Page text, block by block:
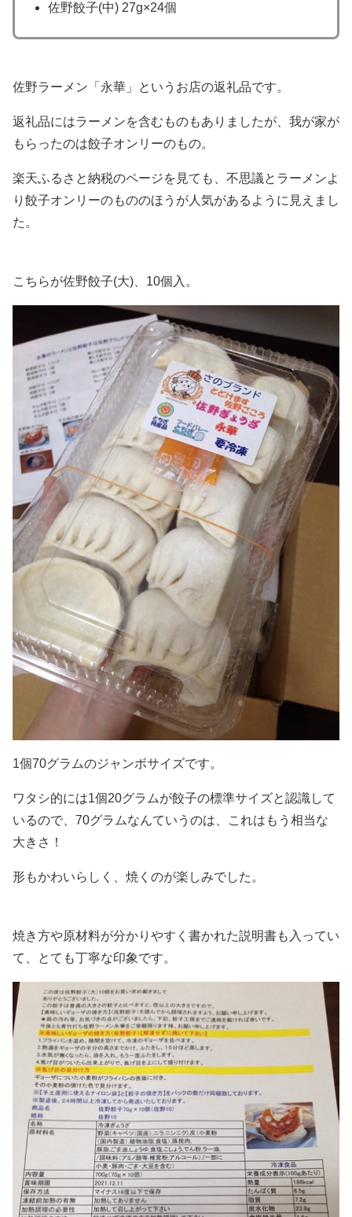
佐野餃子(中) 27g×24個
佐野ラーメン「永華」というお店の返礼品です。
返礼品にはラーメンを含むものもありましたが、我が家が
もらったのは餃子オンリーのもの。
楽天ふるさと納税のページを見ても、不思議とラーメンよ
り餃子オンリーのもののほうが人気があるように見えまし
た。
こちらが佐野餃子(大)、10個入。
1個70グラムのジャンボサイズです。
ワタシ的には1個20グラムが餃子の標準サイズと認識して
いるので、70グラムなんていうのは、これはもう相当な
大きさ！
形もかわいらしく、焼くのが楽しみでした。
焼き方や原材料が分かりやすく書かれた説明書も入ってい
て、とても丁寧な印象です。